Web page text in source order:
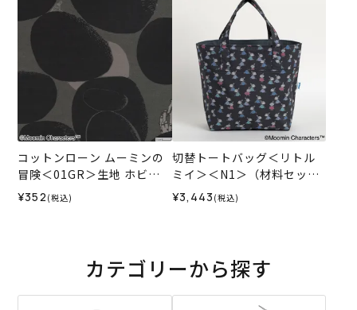
コットンローン ムーミンの
冒険＜01GR＞生地 ホビー
ラホビーレデザインコレク
ション
¥352 (税込)
切替トートバッグ＜リトル
ミイ＞＜N1＞（材料セッ
ト）
¥3,443 (税込)
カテゴリーから探す